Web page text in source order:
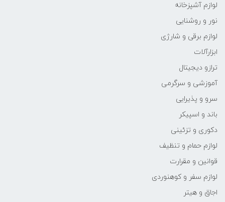
لوازم آشپزخانه
نور و روشنایی
لوازم برقی و شارژی
ابزارآلات
ترازو دیجیتال
آموزشی و سرگرمی
سرو و پذیرایی
باند و اسپیکر
دکوری و تزئینی
لوازم حمام و تنظیف
قوانین و مقرارت
لوازم سفر و کوهنوردی
اجاق و هیتر